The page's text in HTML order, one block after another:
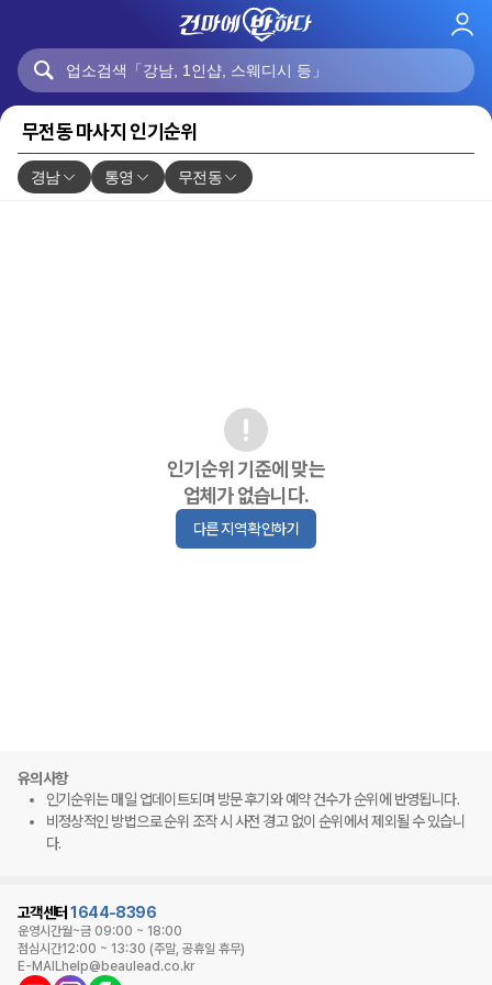
로
무전동 마사지 인기순위
경남 통영 무전동
인기순위 기준에 맞는
업체가 없습니다.
다른 지역 확인하기
유의사항
인기순위는 매일 업데이트되며 방문 후기와 예약 건수가 순위에 반영됩니다.
비정상적인 방법으로 순위 조작 시 사전 경고 없이 순위에서 제외될 수 있습니
다.
고객센터 1644-8396
운영시간월~금 09:00 ~ 18:00
점심시간12:00 ~ 13:30 (주말, 공휴일 휴무)
E-MAILhelp@beaulead.co.kr